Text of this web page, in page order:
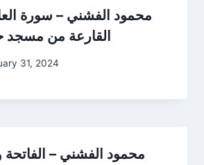
محمود الفشني – سورة
القارعة من
31, 2024
محمود الفشني –